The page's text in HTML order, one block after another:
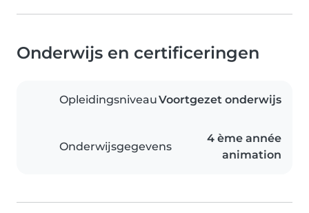
Onderwijs en certificeringen
OpleidingsniveauVoortgezet onderwijs
Onderwijsgegevens
4 ème année
animation